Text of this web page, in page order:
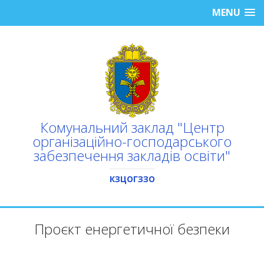
MENU
Комунальний заклад "Центр
організаційно-господарського
забезпечення закладів освіти"
КЗЦОГЗЗО
Проєкт енергетичної безпеки